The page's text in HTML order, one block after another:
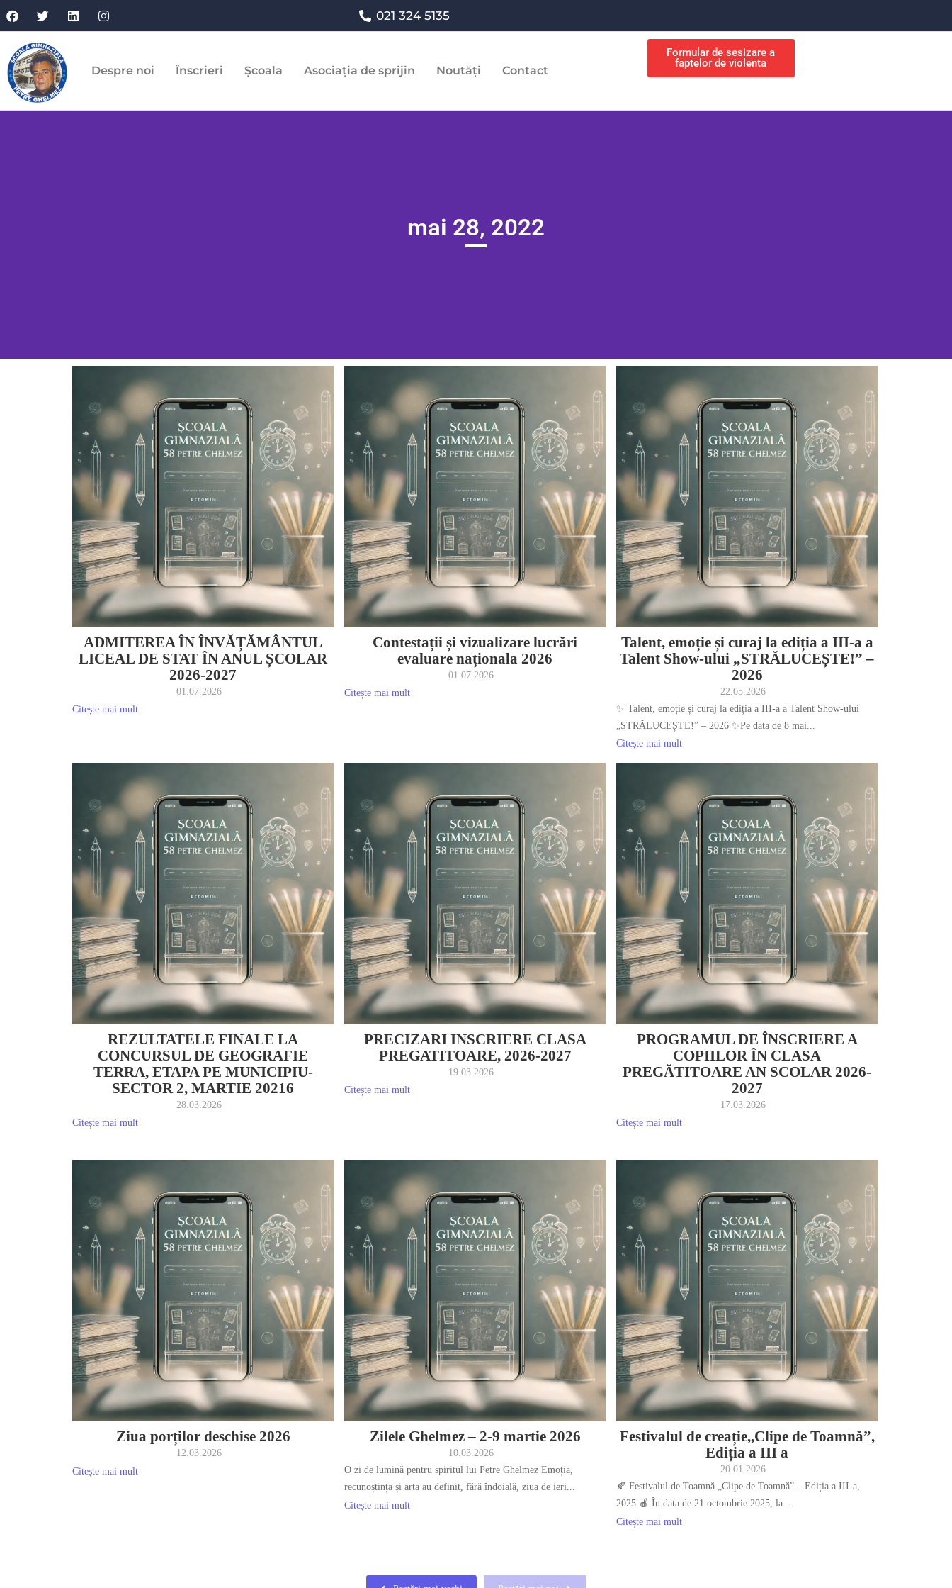
021 324 5135
Despre noi Înscrieri Școala Asociația de sprijin Noutăți Contact
Formular de sesizare a
faptelor de violenta
mai 28, 2022
ADMITEREA ÎN ÎNVĂȚĂMÂNTUL
LICEAL DE STAT ÎN ANUL ȘCOLAR
2026-2027
01.07.2026
Citește mai mult
Contestații și vizualizare lucrări
evaluare naționala 2026
01.07.2026
Citește mai mult
Talent, emoție și curaj la ediția a III-a a
Talent Show-ului „STRĂLUCEȘTE!” –
2026
22.05.2026
✨ Talent, emoție și curaj la ediția a III-a a Talent Show-ului
„STRĂLUCEȘTE!” – 2026 ✨Pe data de 8 mai...
Citește mai mult
REZULTATELE FINALE LA
CONCURSUL DE GEOGRAFIE
TERRA, ETAPA PE MUNICIPIU-
SECTOR 2, MARTIE 20216
28.03.2026
Citește mai mult
PRECIZARI INSCRIERE CLASA
PREGATITOARE, 2026-2027
19.03.2026
Citește mai mult
PROGRAMUL DE ÎNSCRIERE A
COPIILOR ÎN CLASA
PREGĂTITOARE AN SCOLAR 2026-
2027
17.03.2026
Citește mai mult
Ziua porților deschise 2026
12.03.2026
Citește mai mult
Zilele Ghelmez – 2-9 martie 2026
10.03.2026
O zi de lumină pentru spiritul lui Petre Ghelmez Emoția,
recunoștința și arta au definit, fără îndoială, ziua de ieri...
Citește mai mult
Festivalul de creație,,Clipe de Toamnă”,
Ediția a III a
20.01.2026
🍂 Festivalul de Toamnă „Clipe de Toamnă” – Ediția a III-a,
2025 🍎 În data de 21 octombrie 2025, la...
Citește mai mult